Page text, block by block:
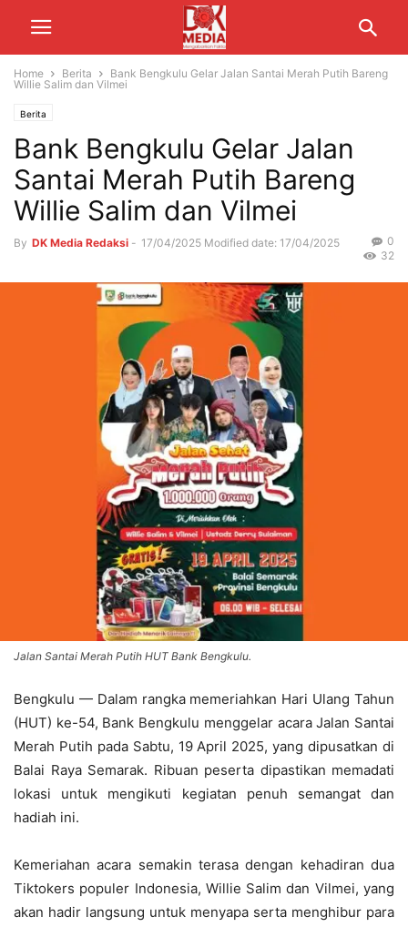
Home Berita
Bank Bengkulu Gelar Jalan Santai Merah Putih Bareng
Willie Salim dan Vilmei
Berita
Bank Bengkulu Gelar Jalan
Santai Merah Putih Bareng
Willie Salim dan Vilmei
By DK Media Redaksi - 17/04/2025 Modified date: 17/04/2025
0
32
Jalan Santai Merah Putih HUT Bank Bengkulu.
Bengkulu — Dalam rangka memeriahkan Hari Ulang Tahun
(HUT) ke-54, Bank Bengkulu menggelar acara Jalan Santai
Merah Putih pada Sabtu, 19 April 2025, yang dipusatkan di
Balai Raya Semarak. Ribuan peserta dipastikan memadati
lokasi untuk mengikuti kegiatan penuh semangat dan
hadiah ini.
Kemeriahan acara semakin terasa dengan kehadiran dua
Tiktokers populer Indonesia, Willie Salim dan Vilmei, yang
akan hadir langsung untuk menyapa serta menghibur para